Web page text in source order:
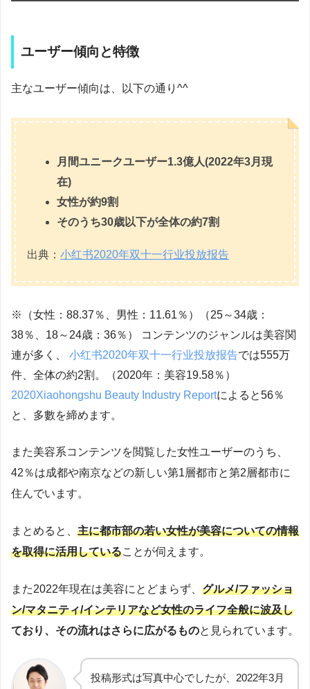
ユーザー傾向と特徴
主なユーザー傾向は、以下の通り^^
月間ユニークユーザー1.3億人(2022年3月現
在)
女性が約9割
そのうち30歳以下が全体の約7割
出典： 小红书2020年双十一行业投放报告
※（女性：88.37％、男性：11.61％）（25～34歳：
38％、18～24歳：36％） コンテンツのジャンルは美容関
連が多く、 小红书2020年双十一行业投放报告では555万
件、全体の約2割。（2020年：美容19.58％）
2020Xiaohongshu Beauty Industry Reportによると56％
と、多數を締めます。
また美容系コンテンツを閲覧した女性ユーザーのうち、
42％は成都や南京などの新しい第1層都市と第2層都市に
住んでいます。
まとめると、 主に都市部の若い女性が美容についての情報
を取得に活用していることが伺えます。
また2022年現在は美容にとどまらず、 グルメ/ファッショ
ン/マタニティ/インテリアなど女性のライフ全般に波及し
ており、その流れはさらに広がるものと見られています。
投稿形式は写真中心でしたが、2022年3月